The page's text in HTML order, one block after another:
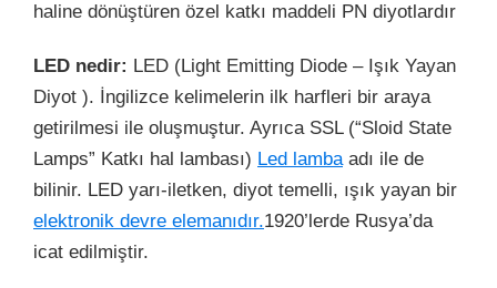
haline dönüştüren özel katkı maddeli PN diyotlardır
LED nedir: LED (Light Emitting Diode – Işık Yayan
Diyot ). İngilizce kelimelerin ilk harfleri bir araya
getirilmesi ile oluşmuştur. Ayrıca SSL (“Sloid State
Lamps” Katkı hal lambası) Led lambaadı ile de
bilinir. LED yarı-iletken, diyot temelli, ışık yayan bir
elektronik devre elemanıdır.1920’lerde Rusya’da
icat edilmiştir.